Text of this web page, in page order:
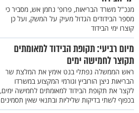
מנכ"ל משרד הבריאות, פרופ' נחמן אש, מסביר כי
מספר הבידודים הגדול מעיק על המשק, ועל כן
קוצרו ימי הבידוד
מיום רביעי: תקופת הבידוד למאומתים
תקוצר לחמישה ימים
ראש הממשלה נפתלי בנט אימץ את המלצת שר
הבריאות ניצן הורוביץ וגורמי המקצוע במשרדו
לקצר את תקופת הבידוד למאומתים לחמישה ימים,
בכפוף לשתי בדיקות שליליות ובתנאי שאין תסמינים